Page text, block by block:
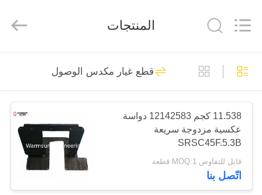
الصفحة
الرئيسية
منتجات
معلومات
Machinery
Co.,
LTD.
Reserved.
حفارة دلو جلبة
67
المنتجات
قطع غيار مكدس الوصول
11.538 كجم 12142583 دواسة
عكسية مزدوجة سريعة
SRSC45F.5.3B
قابل للتفاوض MOQ:1 قطعة
اتّصل بنا